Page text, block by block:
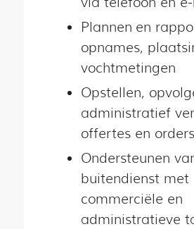
Plannen en
opnames,
vochtmetingen
Opstellen,
administratief
offertes en orders
Ondersteunen
buitendienst met
commerciële en
administratieve